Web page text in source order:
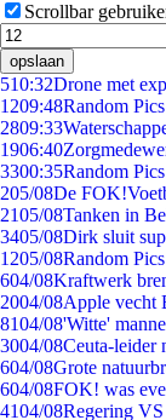
Scrollbar
opslaan
510:32Drone met
1209:48Random
2809:33
1906:40
3300:35Random
205/08De
2105/08Tanken in
3405/08Dirk sluit
1205/08Random
604/08Kraftwerk
2004/08Apple vecht
8104/08'Witte'
3004/08Ceuta-leider
604/08Grote
604/08FOK! was
4104/08Regering